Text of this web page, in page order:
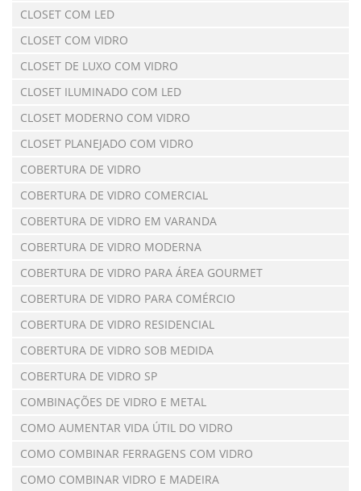
CLOSET COM LED
CLOSET COM VIDRO
CLOSET DE LUXO COM VIDRO
CLOSET ILUMINADO COM LED
CLOSET MODERNO COM VIDRO
CLOSET PLANEJADO COM VIDRO
COBERTURA DE VIDRO
COBERTURA DE VIDRO COMERCIAL
COBERTURA DE VIDRO EM VARANDA
COBERTURA DE VIDRO MODERNA
COBERTURA DE VIDRO PARA ÁREA GOURMET
COBERTURA DE VIDRO PARA COMÉRCIO
COBERTURA DE VIDRO RESIDENCIAL
COBERTURA DE VIDRO SOB MEDIDA
COBERTURA DE VIDRO SP
COMBINAÇÕES DE VIDRO E METAL
COMO AUMENTAR VIDA ÚTIL DO VIDRO
COMO COMBINAR FERRAGENS COM VIDRO
COMO COMBINAR VIDRO E MADEIRA